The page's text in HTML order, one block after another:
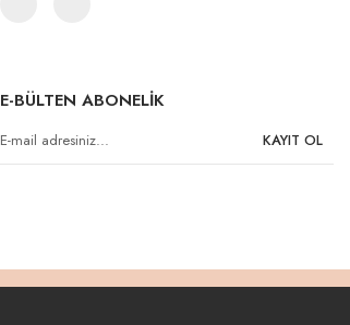
E-BÜLTEN ABONELİK
KAYIT OL